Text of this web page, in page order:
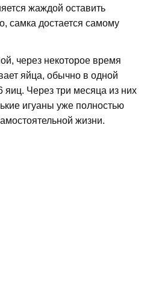
жаждой оставить
самка достается самому
через некоторое время
яйца, обычно в одной
яиц. Через три месяца из них
игуаны уже полностью
жизни.